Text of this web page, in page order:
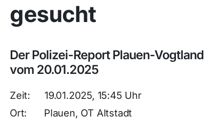
gesucht
Der Polizei-Report Plauen-Vogtland
vom 20.01.2025
Zeit: 19.01.2025, 15:45 Uhr
Ort: Plauen, OT Altstadt